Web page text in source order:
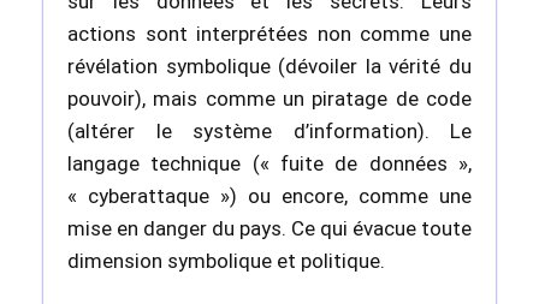
actions sont interprétées non comme une
révélation symbolique (dévoiler la vérité du
pouvoir), mais comme un piratage de code
(altérer le système d’information). Le
langage technique (« fuite de données »,
« cyberattaque ») ou encore, comme une
mise en danger du pays. Ce qui évacue toute
dimension symbolique et politique.